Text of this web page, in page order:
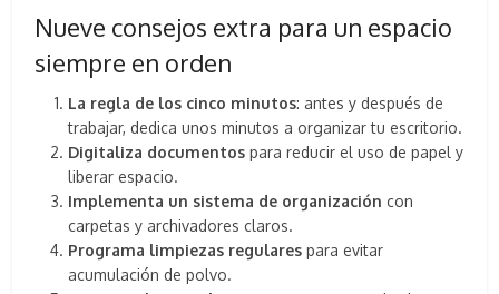
Nueve consejos extra para un espacio
siempre en orden
La regla de los cinco minutos: antes y después de
trabajar, dedica unos minutos a organizar tu escritorio.
Digitaliza documentos para reducir el uso de papel y
liberar espacio.
Implementa un sistema de organización con
carpetas y archivadores claros.
Programa limpiezas regulares para evitar
acumulación de polvo.